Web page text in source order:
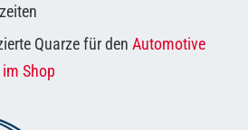
Quarze für den Automotive
im Shop